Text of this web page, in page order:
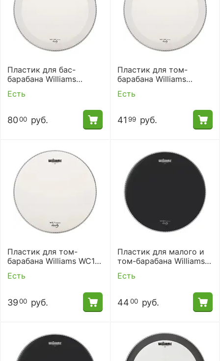
Пластик для бас-
барабана Williams
Есть
8000 руб.
Пластик для том-
барабана Williams
Есть
41 99 руб.
Пластик для том-
барабана Williams WC1-
10MIL-16
Есть
3900 руб.
Пластик для малого и
том-барабана Williams
WCB2-10MIL-10
Есть
4400 руб.